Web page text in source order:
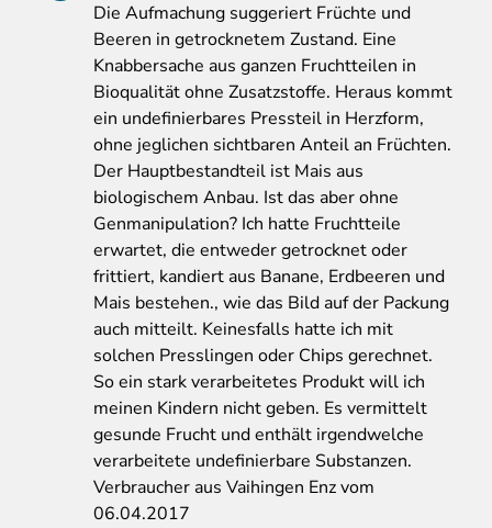
Die Aufmachung suggeriert Früchte und
Beeren in getrocknetem Zustand. Eine
Knabbersache aus ganzen Fruchtteilen in
Bioqualität ohne Zusatzstoffe. Heraus kommt
ein undefinierbares Pressteil in Herzform,
ohne jeglichen sichtbaren Anteil an Früchten.
Der Hauptbestandteil ist Mais aus
biologischem Anbau. Ist das aber ohne
Genmanipulation? Ich hatte Fruchtteile
erwartet, die entweder getrocknet oder
frittiert, kandiert aus Banane, Erdbeeren und
Mais bestehen., wie das Bild auf der Packung
auch mitteilt. Keinesfalls hatte ich mit
solchen Presslingen oder Chips gerechnet.
So ein stark verarbeitetes Produkt will ich
meinen Kindern nicht geben. Es vermittelt
gesunde Frucht und enthält irgendwelche
verarbeitete undefinierbare Substanzen.
Verbraucher aus Vaihingen Enz vom
06.04.2017